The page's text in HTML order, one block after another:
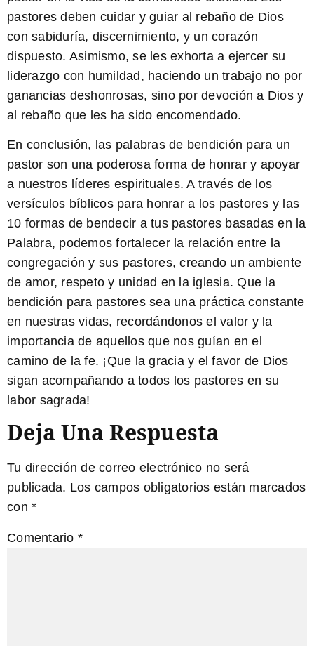
pastores deben cuidar y guiar al rebaño de Dios
con sabiduría, discernimiento, y un corazón
dispuesto. Asimismo, se les exhorta a ejercer su
liderazgo con humildad, haciendo un trabajo no por
ganancias deshonrosas, sino por devoción a Dios y
al rebaño que les ha sido encomendado.
En conclusión, las palabras de bendición para un
pastor son una poderosa forma de honrar y apoyar
a nuestros líderes espirituales. A través de los
versículos bíblicos para honrar a los pastores y las
10 formas de bendecir a tus pastores basadas en la
Palabra, podemos fortalecer la relación entre la
congregación y sus pastores, creando un ambiente
de amor, respeto y unidad en la iglesia. Que la
bendición para pastoressea una práctica constante
en nuestras vidas, recordándonos el valor y la
importancia de aquellos que nos guían en el
camino de la fe. ¡Que la gracia y el favor de Dios
sigan acompañando a todos los pastores en su
labor sagrada!
Deja Una Respuesta
Tu dirección de correo electrónico no será
publicada. Los campos obligatorios están marcados
con *
Comentario *